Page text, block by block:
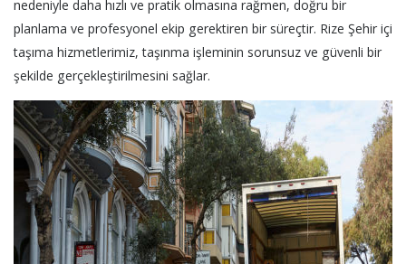
nedeniyle daha hızlı ve pratik olmasına rağmen, doğru bir
planlama ve profesyonel ekip gerektiren bir süreçtir. Rize Şehir içi
taşıma hizmetlerimiz, taşınma işleminin sorunsuz ve güvenli bir
şekilde gerçekleştirilmesini sağlar.